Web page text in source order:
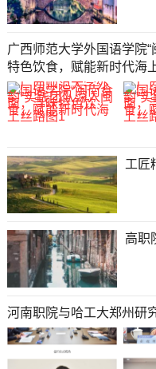
广西师范大学外国语学院
特色饮食，赋能新时代海
工匠
高职
河南职院与哈工大郑州研